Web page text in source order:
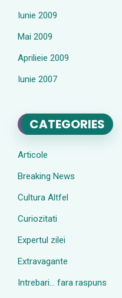
Iunie 2009
Mai 2009
Aprilieie 2009
Iunie 2007
CATEGORIES
Articole
Breaking News
Cultura Altfel
Curiozitati
Expertul zilei
Extravagante
Intrebari… fara raspuns